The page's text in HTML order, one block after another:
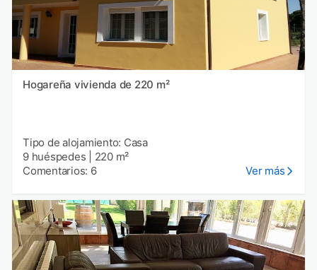
Hogareña vivienda de 220 m²
Tipo de alojamiento: Casa
9 huéspedes
220 m²
Comentarios: 6
Ver más